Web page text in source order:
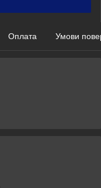
Оплата Умови